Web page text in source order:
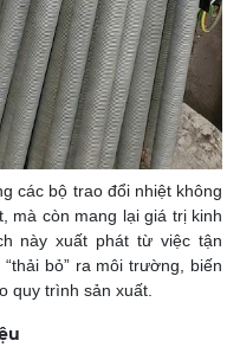
các bộ trao đổi nhiệt không
mà còn mang lại giá trị kinh
này xuất phát từ việc tận
bỏ” ra môi trường, biến
quy trình sản xuất.